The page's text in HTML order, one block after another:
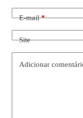
E-mail*
Site
Adicionar